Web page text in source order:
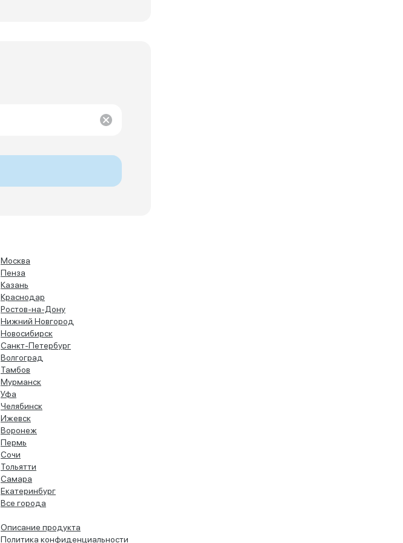
Москва
Пенза
Казань
Краснодар
Ростов-на-Дону
Нижний Новгород
Новосибирск
Санкт-Петербург
Волгоград
Тамбов
Мурманск
Уфа
Челябинск
Ижевск
Воронеж
Пермь
Сочи
Тольятти
Самара
Екатеринбург
Все города
Описание продукта
Политика конфиденциальности